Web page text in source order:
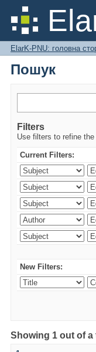
Пошук
ElarK-PNU: головна
Пошук
Filters
Use filters to refine
Current Filters:
New Filters:
Showing 1 out of a